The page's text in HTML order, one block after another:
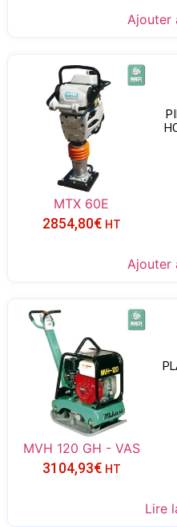
Ajouter
MTX 60E
2854,80€ HT
Ajouter
MVH 120 GH - VAS
3104,93€ HT
Lire